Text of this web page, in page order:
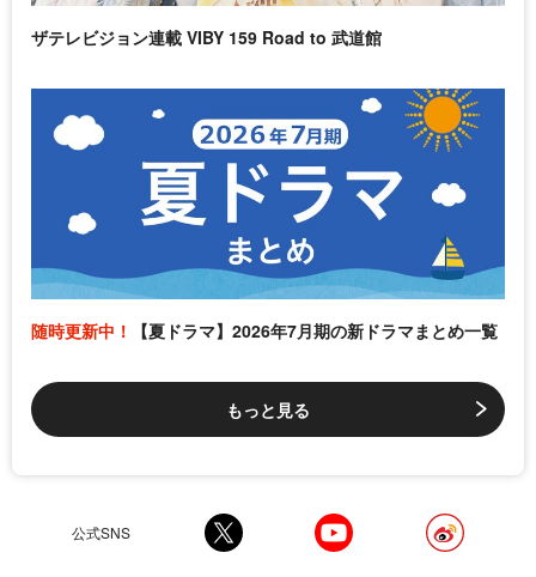
ザテレビジョン連載 VIBY 159 Road to 武道館
随時更新中！ 【夏ドラマ】2026年7月期の新ドラマまとめ一覧
もっと見る
公式SNS